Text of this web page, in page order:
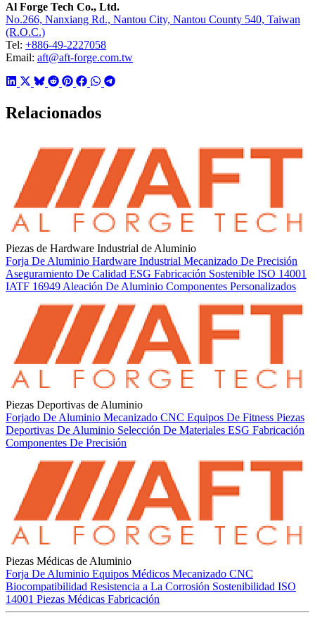
Al Forge Tech Co., Ltd.
No.266, Nanxiang Rd., Nantou City, Nantou County 540, Taiwan
(R.O.C.)
Tel: +886-49-2227058
Email: aft@aft-forge.com.tw
Relacionados
Piezas de Hardware Industrial de Aluminio
Forja De Aluminio Hardware Industrial Mecanizado De Precisión
Aseguramiento De Calidad ESG Fabricación Sostenible ISO 14001
IATF 16949 Aleación De Aluminio Componentes Personalizados
Piezas Deportivas de Aluminio
Forjado De Aluminio Mecanizado CNC Equipos De Fitness Piezas
Deportivas De Aluminio Selección De Materiales ESG Fabricación
Componentes De Precisión
Piezas Médicas de Aluminio
Forja De Aluminio Equipos Médicos Mecanizado CNC
Biocompatibilidad Resistencia a La Corrosión Sostenibilidad ISO
14001 Piezas Médicas Fabricación